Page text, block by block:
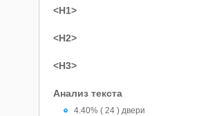
<H1>
<H2>
<H3>
Анализ текста
4.40% ( 24 ) двери